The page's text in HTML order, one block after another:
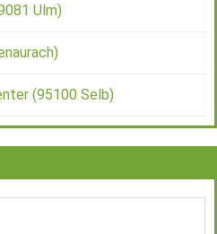
Ulm)
(95100 Selb)